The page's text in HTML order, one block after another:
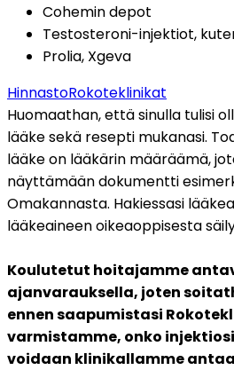
Cohemin depot
Testosteroni-injektiot,
Prolia, Xgeva
HinnastoRokoteklinikat
Huomaathan, että sinulla tulisi
lääke sekä resepti mukanasi.
lääke on lääkärin määräämä,
näyttämään dokumentti
Omakannasta. Hakiessasi
lääkeaineen oikeaoppisesta
Koulutetut hoitajamme
ajanvarauksella, joten
ennen saapumistasi
varmistamme, onko
voidaan klinikallamme